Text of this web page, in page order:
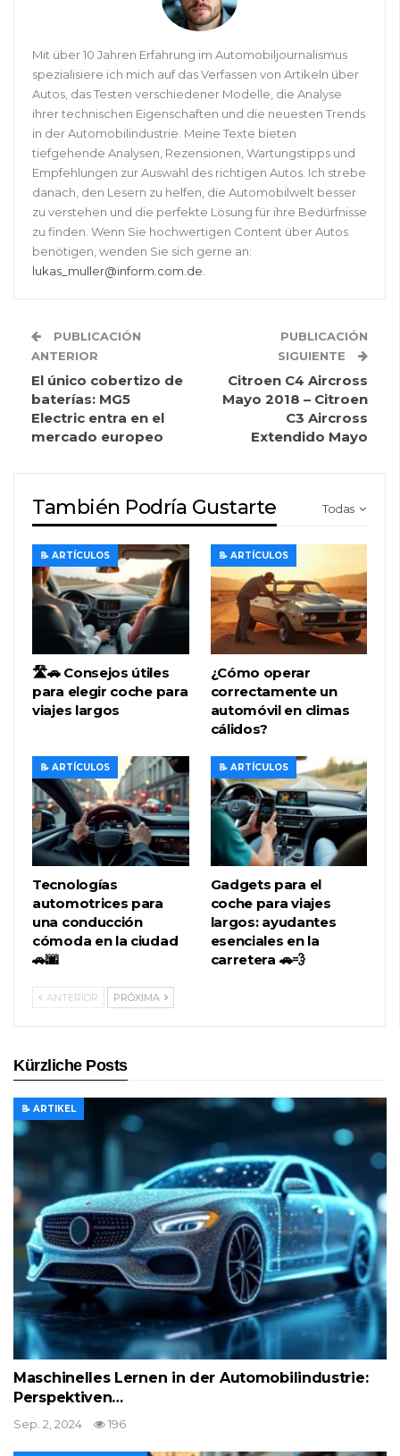
Mit über 10 Jahren Erfahrung im Automobiljournalismus
spezialisiere ich mich auf das Verfassen von Artikeln über
Autos, das Testen verschiedener Modelle, die Analyse
ihrer technischen Eigenschaften und die neuesten Trends
in der Automobilindustrie. Meine Texte bieten
tiefgehende Analysen, Rezensionen, Wartungstipps und
Empfehlungen zur Auswahl des richtigen Autos. Ich strebe
danach, den Lesern zu helfen, die Automobilwelt besser
zu verstehen und die perfekte Lösung für ihre Bedürfnisse
zu finden. Wenn Sie hochwertigen Content über Autos
benötigen, wenden Sie sich gerne an:
lukas_muller@inform.com.de
PUBLICACIÓN
ANTERIOR
El único cobertizo de
baterías: MG5
Electric entra en el
mercado europeo
PUBLICACIÓN
SIGUIENTE
Citroen C4 Aircross
Mayo 2018 – Citroen
C3 Aircross
Extendido Mayo
Todas
También Podría Gustarte
📝 ARTÍCULOS
🛣️🚗 Consejos útiles
para elegir coche para
viajes largos
📝 ARTÍCULOS
¿Cómo operar
correctamente un
automóvil en climas
cálidos?
📝 ARTÍCULOS
Tecnologías
automotrices para
una conducción
cómoda en la ciudad
🚗🌆
📝 ARTÍCULOS
Gadgets para el
coche para viajes
largos: ayudantes
esenciales en la
carretera 🚗💨
ANTERIOR PRÓXIMA
Kürzliche Posts
📝 ARTIKEL
Maschinelles Lernen in der Automobilindustrie:
Perspektiven…
Sep. 2, 2024 196